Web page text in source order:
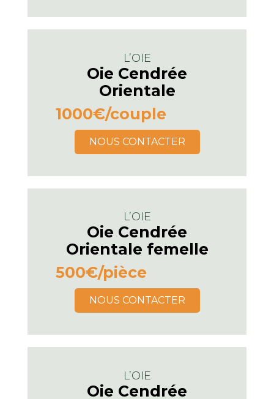
L’OIE
Oie Cendrée
Orientale
1000€/couple
NOUS CONTACTER
L’OIE
Oie Cendrée
Orientale femelle
500€/pièce
NOUS CONTACTER
L’OIE
Oie Cendrée